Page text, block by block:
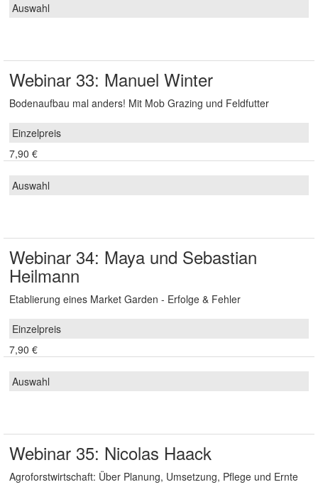
Webinar 33: Manuel Winter
Bodenaufbau mal anders! Mit Mob Grazing und Feldfutter
7,90 €
Webinar 34: Maya und Sebastian
Heilmann
Etablierung eines Market Garden - Erfolge & Fehler
7,90 €
Webinar 35: Nicolas Haack
Agroforstwirtschaft: Über Planung, Umsetzung, Pflege und Ernte